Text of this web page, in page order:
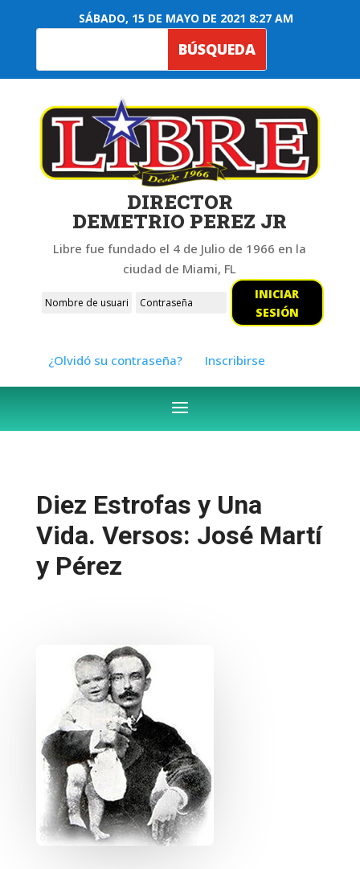
SÁBADO, 15 DE MAYO DE 2021 8:27 AM
DIRECTOR
DEMETRIO PEREZ JR
Libre fue fundado el 4 de Julio de 1966 en la
ciudad de Miami, FL
INICIAR
SESIÓN
¿Olvidó su contraseña? Inscribirse
Diez Estrofas y Una
Vida. Versos: José Martí
y Pérez